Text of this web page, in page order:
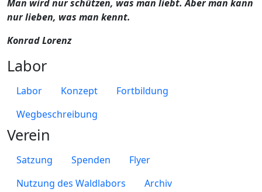
Man wird nur schützen, was man liebt. Aber man kann
nur lieben, was man kennt.
Konrad Lorenz
Labor
Labor Konzept
Fortbildung
Wegbeschreibung
Verein
Satzung Spenden
Flyer
Nutzung des Waldlabors
Archiv